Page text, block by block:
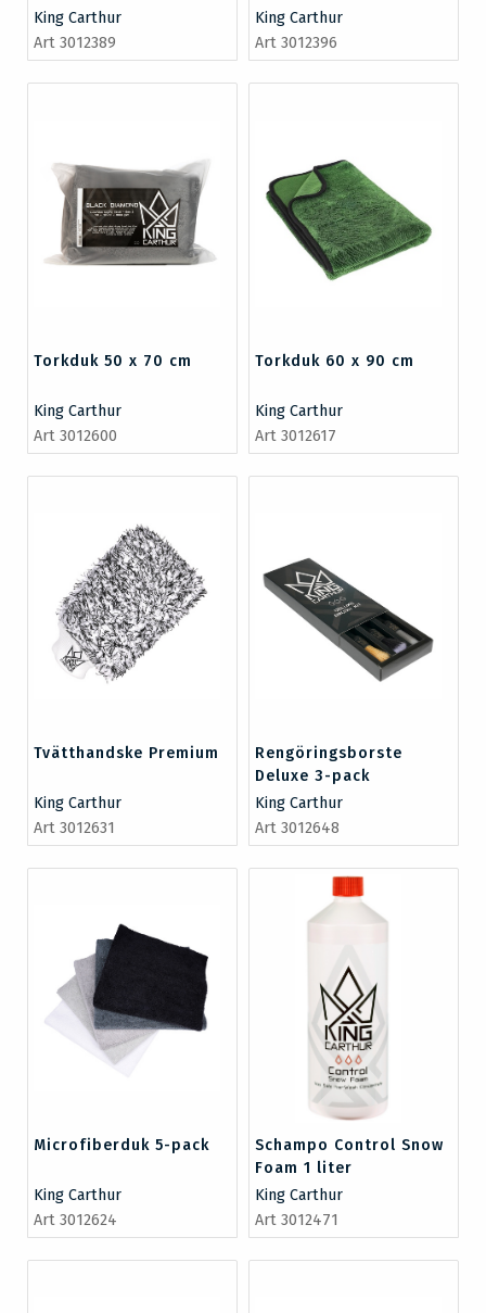
King Carthur
Art 3012389
King Carthur
Art 3012396
Torkduk 50 x 70 cm
King Carthur
Art 3012600
Torkduk 60 x 90 cm
King Carthur
Art 3012617
Tvätthandske Premium
King Carthur
Art 3012631
Rengöringsborste
Deluxe 3-pack
King Carthur
Art 3012648
Microfiberduk 5-pack
King Carthur
Art 3012624
Schampo Control Snow
Foam 1 liter
King Carthur
Art 3012471